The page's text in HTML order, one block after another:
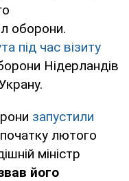
оборони.
під час візиту
Нідерландів
запустили
лютого
міністр
його